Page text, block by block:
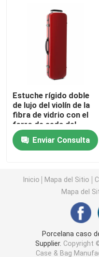
Caja del estante de la
Caja baja del estante
Caja del estante del
caja del soporte de
estuche rígido de la
Estuche rígido del
Caja del teclado de
Estuche rígido doble
de lujo del violín de la
fibra de vidrio con el
forro de seda del
bloqueo de teclas
Enviar Consulta
Inicio Mapa del Sitio
Mapa del
Porcelana caso
Supplier. Copyright
Case & Bag